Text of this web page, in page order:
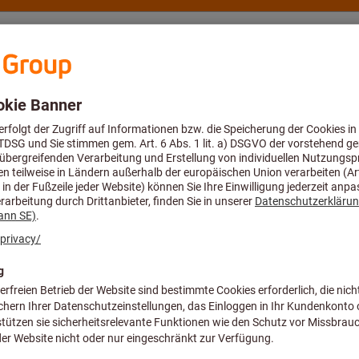
Beratung und Support
Mehrreihengewindefräser Mehrreihen-Gewindefräser Mono
MTECQ
Hinterschliff
Artikel-Nr.: 5606836